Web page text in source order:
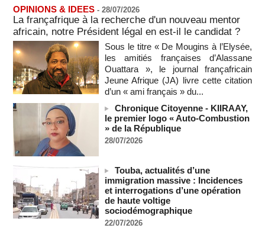
Au Nigeria, plus de 300 victimes d’enlèvements ont été
libérées
06/08/2026 -
Au Nigeria, plus de 300 victimes d’enlèvements ont été
libérées
06/08/2026 -
Soutenir l’intégrité de l’information à Sao Tomé-et-Principe à
06/08/2026 -
Taïwan bloque un pont stratégique lors de la simulation d'une
invasion par la Chine
06/08/2026 -
Les Bourses mondiales suspendues au Moyen-Orient,
records en Europe
06/08/2026
Soudan du Sud : Les avocats de Riek Machar sollicitent un
accès à leur client avant la prochaine audience
OPINIONS & IDEES - 28/07/2026
La françafrique à la recherche d'un nouveau mentor
africain, notre Président légal en est-il le candidat ?
Sous le titre « De Mougins à l’Elysée,
les amitiés françaises d’Alassane
Ouattara », le journal françafricain
Jeune Afrique (JA) livre cette citation
d’un « ami français » du...
Chronique Citoyenne - KIIRAAY,
le premier logo « Auto-Combustion
» de la République
28/07/2026
Touba, actualités d’une
immigration massive : Incidences
et interrogations d’une opération
de haute voltige
sociodémographique
22/07/2026